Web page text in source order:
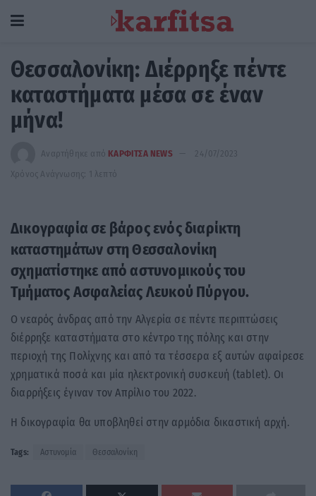
Θεσσαλονίκη: Διέρρηξε πέντε
καταστήματα μέσα σε έναν
μήνα!
Αναρτήθηκε από ΚΑΡΦΙΤΣΑ NEWS
24/07/2023
Χρόνος Ανάγνωσης: 1 λεπτό
Δικογραφία σε βάρος ενός διαρίκτη
καταστημάτων στη Θεσσαλονίκη
σχηματίστηκε από αστυνομικούς του
Τμήματος Ασφαλείας Λευκού Πύργου.
Ο νεαρός άνδρας από την Αλγερία σε πέντε περιπτώσεις
διέρρηξε καταστήματα στο κέντρο της πόλης και στην
περιοχή της Πολίχνης και από τα τέσσερα εξ αυτών αφαίρεσε
χρηματικά ποσά και μία ηλεκτρονική συσκευή (tablet). Οι
διαρρήξεις έγιναν τον Απρίλιο του 2022.
Η δικογραφία θα υποβληθεί στην αρμόδια δικαστική αρχή.
Tags: Αστυνομία Θεσσαλονίκη